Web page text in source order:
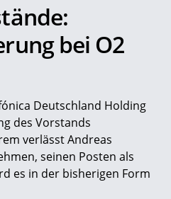
bei O2
Deutschland Holding
des Vorstands
verlässt Andreas
seinen Posten als
es in der bisherigen Form